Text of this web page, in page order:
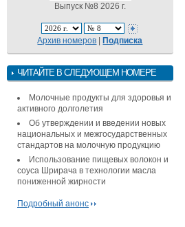
Выпуск №8 2026 г.
Архив номеров |Подписка
ЧИТАЙТЕ В СЛЕДУЮЩЕМ НОМЕРЕ
Молочные продукты для здоровья и
активного долголетия
Об утверждении и введении новых
национальных и межгосударственных
стандартов на молочную продукцию
Использование пищевых волокон и
соуса Шрирача в технологии масла
пониженной жирности
Подробный анонс